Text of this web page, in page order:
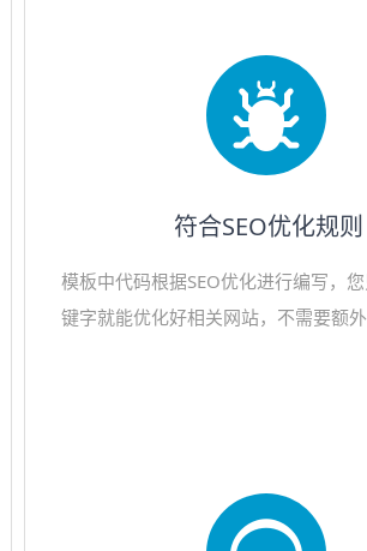
符合SEO优化规则
模板中代码根据SEO优化进行编写，
键字就能优化好相关网站，不需要额